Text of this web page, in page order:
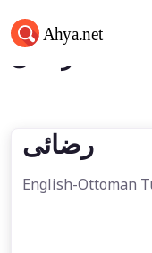
رضائی
رضائی